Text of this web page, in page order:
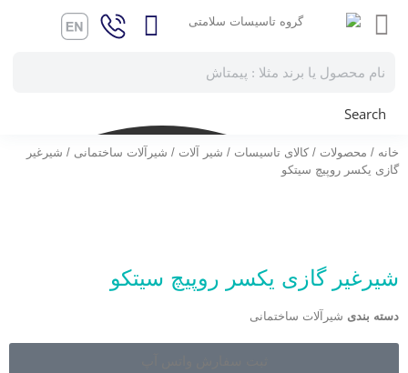
Search
خانه / محصولات / کالای تاسیسات / شیر آلات / شیرآلات ساختمانی / شیرغیر
گازی یکسر روپیچ سیتکو
شیرغیر گازی یکسر روپیچ سیتکو
دسته بندی شیرآلات ساختمانی